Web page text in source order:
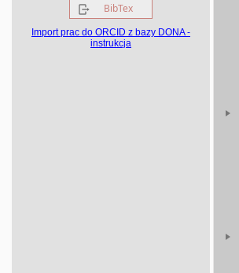
BibTex
Import prac do ORCID z bazy DONA -
instrukcja